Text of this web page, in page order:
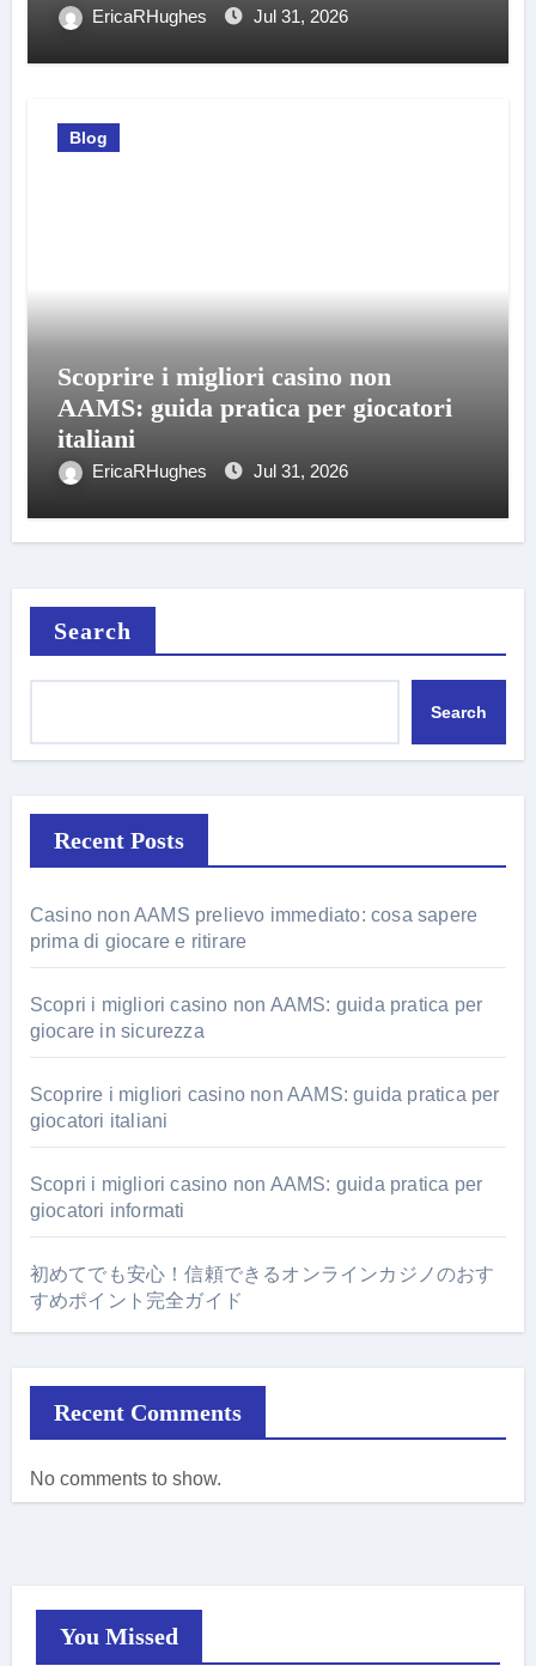
EricaRHughes Jul 31, 2026
Blog
Scoprire i migliori casino non
AAMS: guida pratica per giocatori
italiani
EricaRHughes Jul 31, 2026
Search
Search
Recent Posts
Casino non AAMS prelievo immediato: cosa sapere
prima di giocare e ritirare
Scopri i migliori casino non AAMS: guida pratica per
giocare in sicurezza
Scoprire i migliori casino non AAMS: guida pratica per
giocatori italiani
Scopri i migliori casino non AAMS: guida pratica per
giocatori informati
初めてでも安心！信頼できるオンラインカジノのおす
すめポイント完全ガイド
Recent Comments
No comments to show.
You Missed